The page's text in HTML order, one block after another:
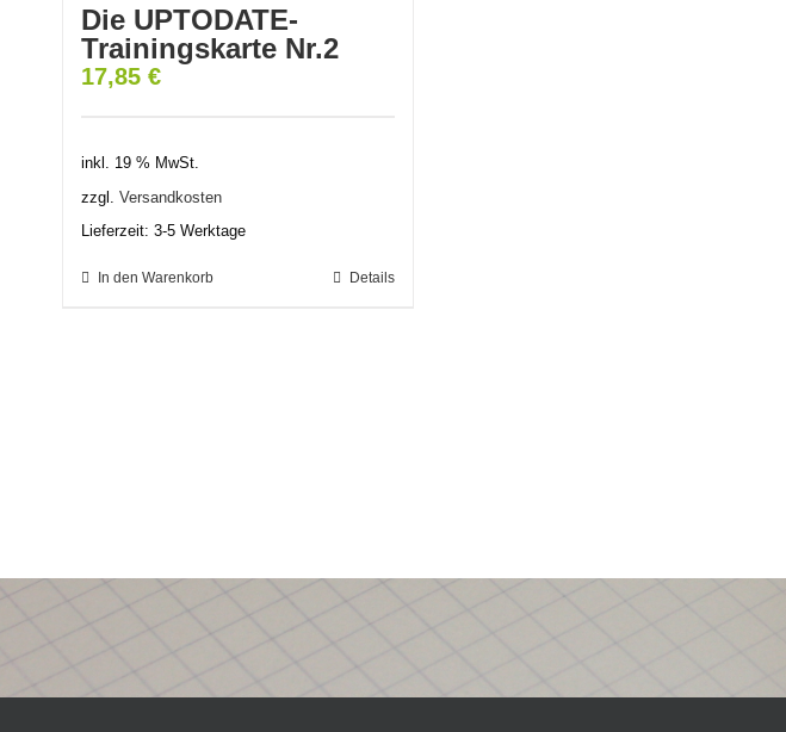
Die UPTODATE-
Trainingskarte Nr.2
17,85 €
inkl. 19 % MwSt.
zzgl. Versandkosten
Lieferzeit: 3-5 Werktage
In den Warenkorb Details